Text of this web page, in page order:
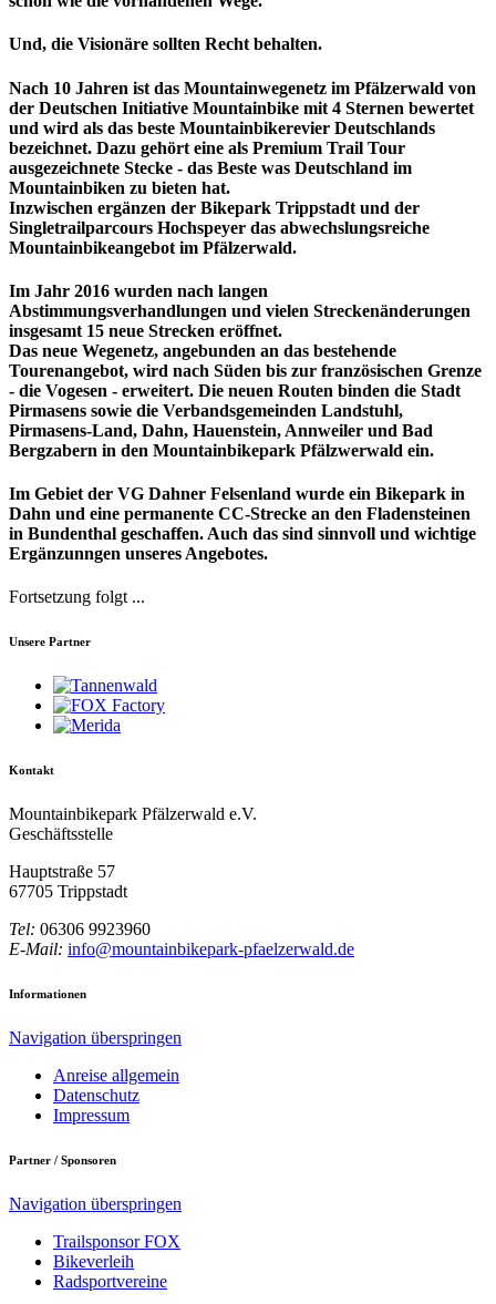
Und, die Visionäre sollten Recht behalten.
Nach 10 Jahren ist das Mountainwegenetz im Pfälzerwald von
der Deutschen Initiative Mountainbike mit 4 Sternen bewertet
und wird als das beste Mountainbikerevier Deutschlands
bezeichnet. Dazu gehört eine als Premium Trail Tour
ausgezeichnete Stecke - das Beste was Deutschland im
Mountainbiken zu bieten hat.
Inzwischen ergänzen der Bikepark Trippstadt und der
Singletrailparcours Hochspeyer das abwechslungsreiche
Mountainbikeangebot im Pfälzerwald.
Im Jahr 2016 wurden nach langen
Abstimmungsverhandlungen und vielen Streckenänderungen
insgesamt 15 neue Strecken eröffnet.
Das neue Wegenetz, angebunden an das bestehende
Tourenangebot, wird nach Süden bis zur französischen Grenze
- die Vogesen - erweitert. Die neuen Routen binden die Stadt
Pirmasens sowie die Verbandsgemeinden Landstuhl,
Pirmasens-Land, Dahn, Hauenstein, Annweiler und Bad
Bergzabern in den Mountainbikepark Pfälzwerwald ein.
Im Gebiet der VG Dahner Felsenland wurde ein Bikepark in
Dahn und eine permanente CC-Strecke an den Fladensteinen
in Bundenthal geschaffen. Auch das sind sinnvoll und wichtige
Ergänzunngen unseres Angebotes.
Fortsetzung folgt ...
Unsere Partner
Kontakt
Mountainbikepark Pfälzerwald e.V.
Geschäftsstelle
Hauptstraße 57
67705 Trippstadt
Tel: 06306 9923960
E-Mail: info@mountainbikepark-pfaelzerwald.de
Informationen
Navigation überspringen
Anreise allgemein
Datenschutz
Impressum
Partner / Sponsoren
Navigation überspringen
Trailsponsor FOX
Bikeverleih
Radsportvereine